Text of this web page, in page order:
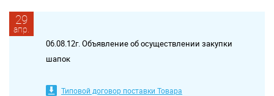
29
апр.
06.08.12г. Объявление об осуществлении закупки
шапок
Типовой договор поставки Товара